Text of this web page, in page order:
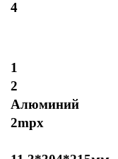
4
1
2
Алюминий
2mpx